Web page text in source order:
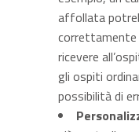
affollata
correttamente
ricevere
gli ospiti
possibilità di